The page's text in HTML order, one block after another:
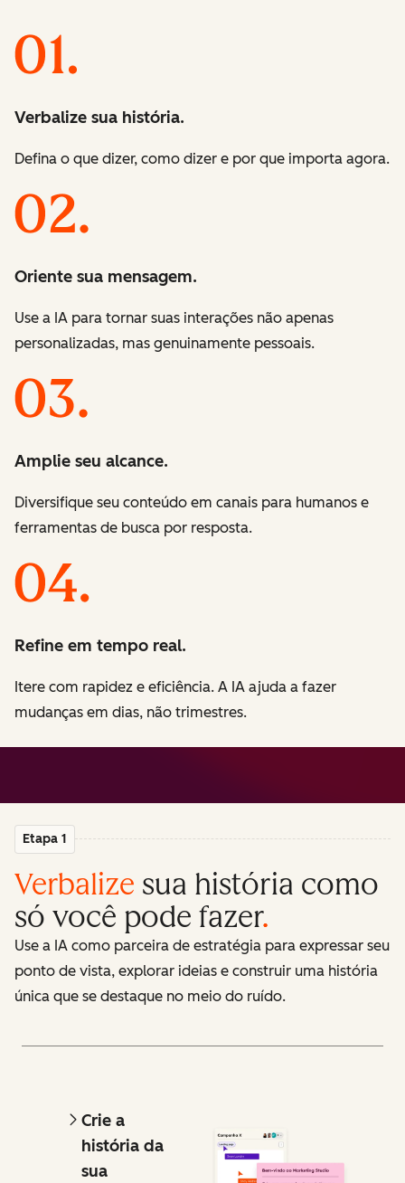
Verbalize sua história.
Defina o que dizer, como dizer e por que importa agora.
Oriente sua mensagem.
Use a IA para tornar suas interações não apenas
personalizadas, mas genuinamente pessoais.
Amplie seu alcance.
Diversifique seu conteúdo em canais para humanos e
ferramentas de busca por resposta.
Refine em tempo real.
Itere com rapidez e eficiência. A IA ajuda a fazer
mudanças em dias, não trimestres.
Etapa 1
Verbalize sua história como
só você pode fazer.
Use a IA como parceira de estratégia para expressar seu
ponto de vista, explorar ideias e construir uma história
única que se destaque no meio do ruído.
Crie a
história da
sua